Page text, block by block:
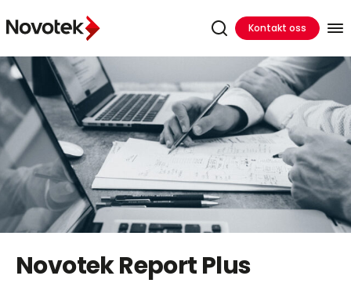
Kontakt oss
Novotek Report Plus